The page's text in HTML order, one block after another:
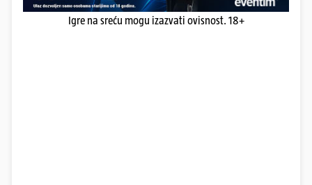
Igre na sreću mogu izazvati ovisnost. 18+